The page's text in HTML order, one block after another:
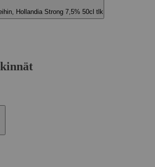
Hollandia Strong 7,5% 50cl tlk